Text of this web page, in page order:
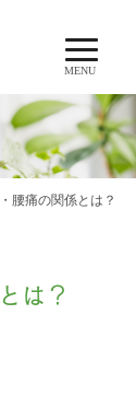
MENU
腰痛の関係とは？
は？